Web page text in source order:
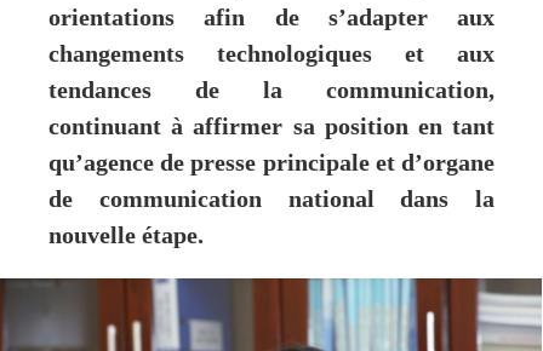
orientations afin de s’adapter aux
changements technologiques et aux
tendances de la communication,
continuant à affirmer sa position en tant
qu’agence de presse principale et d’organe
de communication national dans la
nouvelle étape.